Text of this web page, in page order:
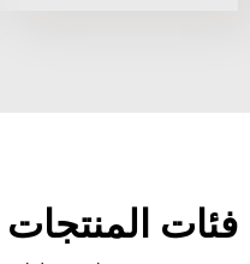
فئات